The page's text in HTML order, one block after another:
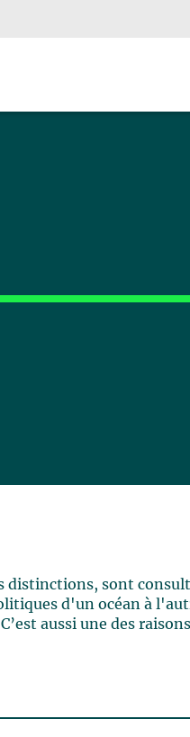
distinctions, sont
d'un océan à
aussi une des